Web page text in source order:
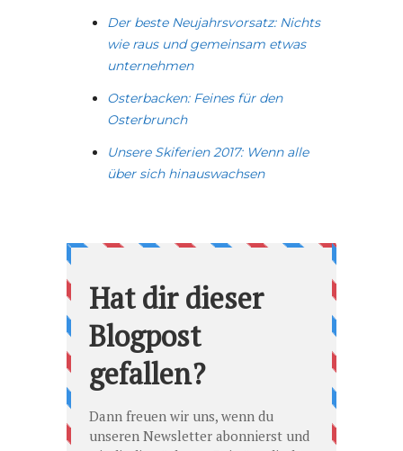
Der beste Neujahrsvorsatz: Nichts
wie raus und gemeinsam etwas
unternehmen
Osterbacken: Feines für den
Osterbrunch
Unsere Skiferien 2017: Wenn alle
über sich hinauswachsen